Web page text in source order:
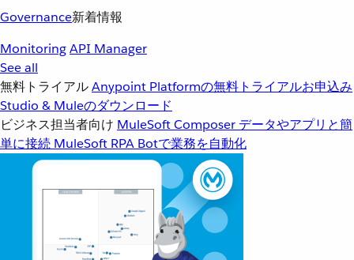
Governance新着情報
MonitoringAPI Manager
See all
無料トライアルAnypoint Platformの無料トライアルお申込み
Studio & Muleのダウンロード
ビジネス担当者向け MuleSoft Composer データやアプリと簡
単に接続 MuleSoft RPA Botで業務を自動化